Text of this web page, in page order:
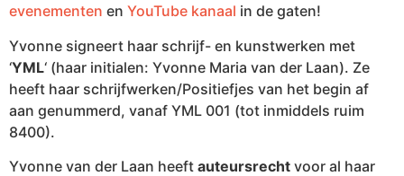
evenementen en YouTube kanaal in de gaten!
Yvonne signeert haar schrijf- en kunstwerken met
‘YML‘ (haar initialen: Yvonne Maria van der Laan). Ze
heeft haar schrijfwerken/Positiefjes van het begin af
aan genummerd, vanaf YML 001 (tot inmiddels ruim
8400).
Yvonne van der Laan heeft auteursrecht voor al haar